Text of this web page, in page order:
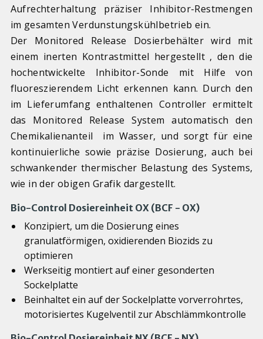
Aufrechterhaltung präziser Inhibitor-Restmengen
im gesamten Verdunstungskühlbetrieb ein.
Der Monitored Release Dosierbehälter wird mit
einem inerten Kontrastmittel hergestellt , den die
hochentwickelte Inhibitor-Sonde mit Hilfe von
fluoreszierendem Licht erkennen kann. Durch den
im Lieferumfang enthaltenen Controller ermittelt
das Monitored Release System automatisch den
Chemikalienanteil im Wasser, und sorgt für eine
kontinuierliche sowie präzise Dosierung, auch bei
schwankender thermischer Belastung des Systems,
wie in der obigen Grafik dargestellt.
Bio-Control Dosiereinheit OX (BCF - OX)
Konzipiert, um die Dosierung eines
granulatförmigen, oxidierenden Biozids zu
optimieren
Werkseitig montiert auf einer gesonderten
Sockelplatte
Beinhaltet ein auf der Sockelplatte vorverrohrtes,
motorisiertes Kugelventil zur Abschlämmkontrolle